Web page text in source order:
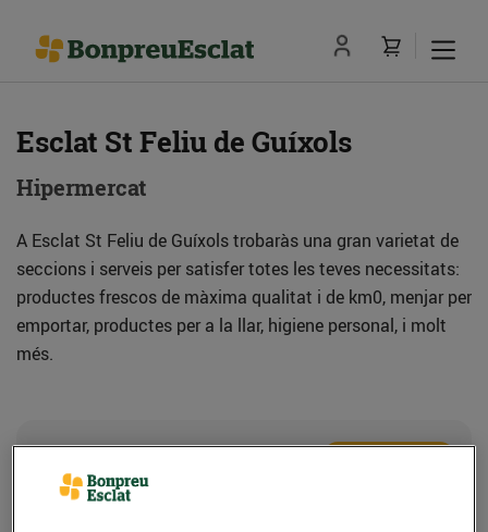
Esclat St Feliu de Guíxols
Hipermercat
A Esclat St Feliu de Guíxols trobaràs una gran varietat de
seccions i serveis per satisfer totes les teves necessitats:
productes frescos de màxima qualitat i de km0, menjar per
emportar, productes per a la llar, higiene personal, i molt
més.
Adreça
Ctra. Girona, 219 (17220) Sant Feliu de Guíxols